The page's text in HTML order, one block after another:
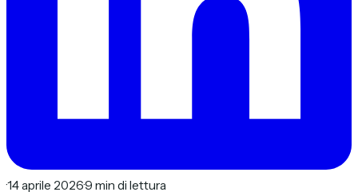
·14 aprile 2026·9 min di lettura